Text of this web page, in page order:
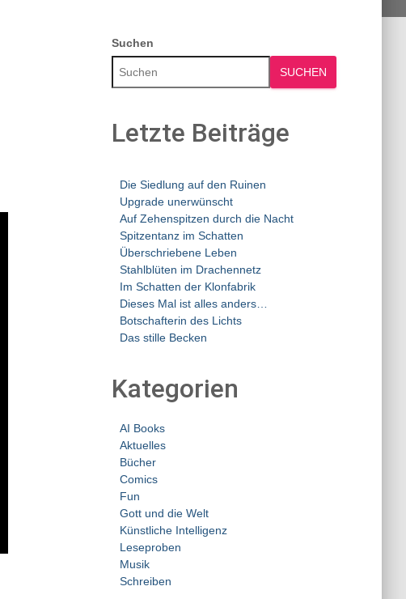
Suchen
SUCHEN
Letzte Beiträge
Die Siedlung auf den Ruinen
Upgrade unerwünscht
Auf Zehenspitzen durch die Nacht
Spitzentanz im Schatten
Überschriebene Leben
Stahlblüten im Drachennetz
Im Schatten der Klonfabrik
Dieses Mal ist alles anders…
Botschafterin des Lichts
Das stille Becken
Kategorien
AI Books
Aktuelles
Bücher
Comics
Fun
Gott und die Welt
Künstliche Intelligenz
Leseproben
Musik
Schreiben